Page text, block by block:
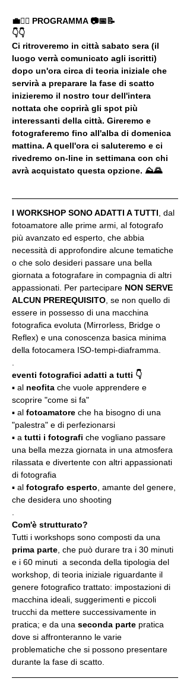
💼🚶‍♂️ PROGRAMMA 📷📅📝
👇👇
Ci ritroveremo in città sabato sera (il
luogo verrà comunicato agli iscritti)
dopo un'ora circa di teoria iniziale che
servirà a preparare la fase di scatto
inizieremo il nostro tour dell'intera
nottata che coprirà gli spot più
interessanti della città. Gireremo e
fotograferemo fino all'alba di domenica
mattina. A quell'ora ci saluteremo e ci
rivedremo on-line in settimana con chi
avrà acquistato questa opzione. ⛰🌄
I WORKSHOP SONO ADATTI A TUTTI , dal
fotoamatore alle prime armi, al fotografo
più avanzato ed esperto, che abbia
necessità di approfondire alcune tematiche
o che solo desideri passare una bella
giornata a fotografare in compagnia di altri
appassionati. Per partecipare NON SERVE
ALCUN PREREQUISITO , se non quello di
essere in possesso di una macchina
fotografica evoluta (Mirrorless, Bridge o
Reflex) e una conoscenza basica minima
della fotocamera ISO-tempi-diaframma.
eventi fotografici adatti a tutti 👇
▪️ al neofita che vuole apprendere e
scoprire "come si fa"
▪️ al fotoamatore che ha bisogno di una
"palestra" e di perfezionarsi
▪️ a tutti i fotografi che vogliano passare
una bella mezza giornata in una atmosfera
rilassata e divertente con altri appassionati
di fotografia
▪️ al fotografo esperto , amante del genere,
che desidera uno shooting
Com'è strutturato?
Tutti i workshops sono composti da una
prima parte , che può durare tra i 30 minuti
e i 60 minuti  a seconda della tipologia del
workshop, di teoria iniziale riguardante il
genere fotografico trattato: impostazioni di
macchina ideali, suggerimenti e piccoli
trucchi da mettere successivamente in
pratica; e da una seconda parte pratica
dove si affronteranno le varie
problematiche che si possono presentare
durante la fase di scatto.